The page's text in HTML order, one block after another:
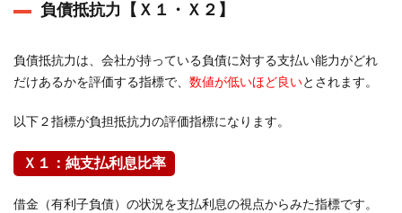
負債抵抗力【Ｘ１・Ｘ２】
負債抵抗力は、会社が持っている負債に対する支払い能力がどれ
だけあるかを評価する指標で、 数値が低いほど良いとされます。
以下２指標が負担抵抗力の評価指標になります。
Ｘ１：純支払利息比率
借金（有利子負債）の状況を支払利息の視点からみた指標です。